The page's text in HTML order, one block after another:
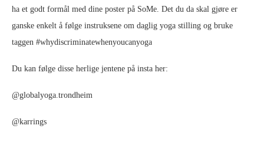
ha et godt formål med dine poster på SoMe. Det du da skal gjøre er
ganske enkelt å følge instruksene om daglig yoga stilling og bruke
taggen #whydiscriminatewhenyoucanyoga
Du kan følge disse herlige jentene på insta her:
@globalyoga.trondheim
@karrings